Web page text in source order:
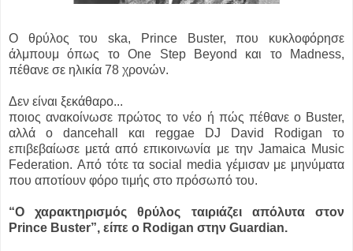
Ο θρύλος του ska, Prince Buster, που κυκλοφόρησε
άλμπουμ όπως το One Step Beyond και το Madness,
πέθανε σε ηλικία 78 χρονών.
Δεν είναι ξεκάθαρο...
ποιος ανακοίνωσε πρώτος το νέο ή πώς πέθανε ο Buster,
αλλά ο dancehall και reggae DJ David Rodigan το
επιβεβαίωσε μετά από επικοινωνία με την Jamaica Music
Federation. Από τότε τα social media γέμισαν με μηνύματα
που αποτίουν φόρο τιμής στο πρόσωπό του.
“Ο χαρακτηρισμός θρύλος ταιριάζει απόλυτα στον
Prince Buster”, είπε ο Rodigan στην Guardian.